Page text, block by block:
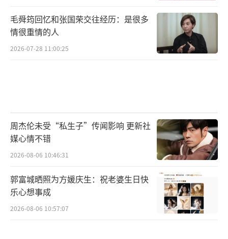
毛舜筠回忆和张国荣交往经历：是很多
情很重情的人
2026-07-28 11:00:25
周杰伦未受“私生子”传闻影响 更新社
媒心情不错
2026-08-06 10:46:31
郭富城晒照为方媛庆生：祝老婆生日快
乐心想事成
2026-08-06 10:57:07